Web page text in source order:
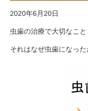
2020年6月20日
虫歯の治療で大切なこと
それはなぜ虫歯になった